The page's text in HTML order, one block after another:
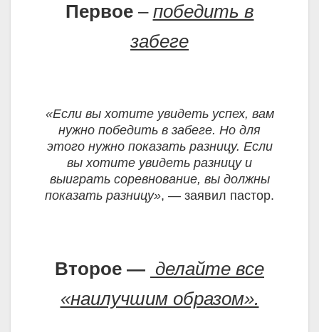
Первое– победить в
забеге
«Если вы хотите увидеть успех, вам
нужно победить в забеге. Но для
этого нужно показать разницу. Если
вы хотите увидеть разницу и
выиграть соревнование, вы должны
показать разницу», — заявил пастор.
Второе — делайте все
«наилучшим образом».